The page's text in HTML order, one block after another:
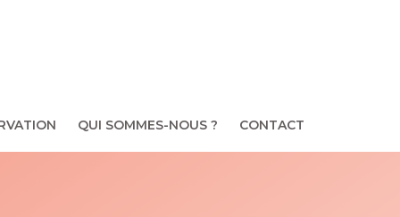
QUI SOMMES-NOUS ? CONTACT